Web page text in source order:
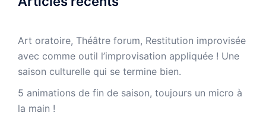
Art oratoire, Théâtre forum, Restitution improvisée
avec comme outil l’improvisation appliquée ! Une
saison culturelle qui se termine bien.
5 animations de fin de saison, toujours un micro à
la main !